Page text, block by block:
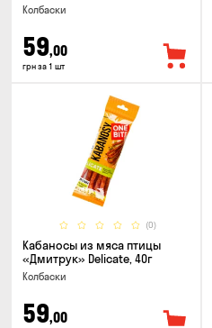
Колбаски
59,00
грн за 1 шт
(0)
Кабаносы из мяса птицы
«Дмитрук» Delicate, 40г
Колбаски
59,00